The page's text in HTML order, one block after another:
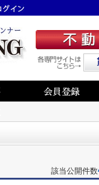
該当公開件数